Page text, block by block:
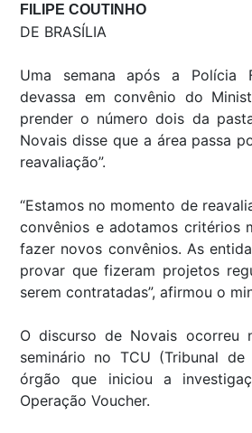
FILIPE COUTINHO
DE BRASÍLIA
Uma semana após a Polícia
devassa em convênio do
prender o número dois da
Novais disse que a área passa
reavaliação”.
“Estamos no momento de
convênios e adotamos critérios
fazer novos convênios. As
provar que fizeram projetos
serem contratadas”, afirmou o
O discurso de Novais ocorreu
seminário no TCU (Tribunal
órgão que iniciou a
Operação Voucher.